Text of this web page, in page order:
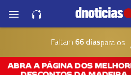
Faltam 66 diaspara os